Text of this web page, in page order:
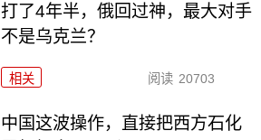
打了4年半，俄回过神，最大对手
不是乌克兰？
相关 阅读 20703
中国这波操作，直接把西方石化